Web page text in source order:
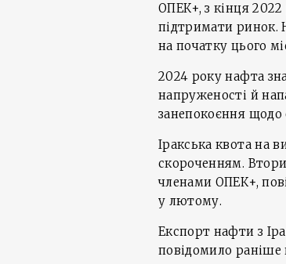
ОПЕК+, з кінця
підтримати ринок.
на початку цього
2024 року нафта
напруженості й
занепокоєння щодо
Іракська квота на
скороченням.
членами ОПЕК+,
у лютому.
Експорт нафти з
повідомило раніше